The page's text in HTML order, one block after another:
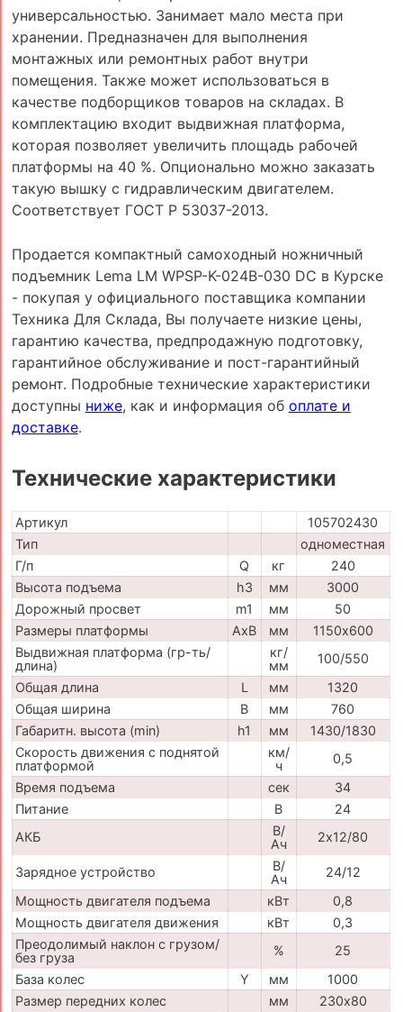
универсальностью. Занимает мало места при
хранении. Предназначен для выполнения
монтажных или ремонтных работ внутри
помещения. Также может использоваться в
качестве подборщиков товаров на складах. В
комплектацию входит выдвижная платформа,
которая позволяет увеличить площадь рабочей
платформы на 40 %. Опционально можно заказать
такую вышку с гидравлическим двигателем.
Соответствует ГОСТ Р 53037-2013.
Продается компактный самоходный ножничный
подъемник Lema LM WPSP-K-024B-030 DC в Курске
- покупая у официального поставщика компании
Техника Для Склада, Вы получаете низкие цены,
гарантию качества, предпродажную подготовку,
гарантийное обслуживание и пост-гарантийный
ремонт. Подробные технические характеристики
доступны ниже, как и информация об оплате и
доставке.
Технические характеристики
Артикул
105702430
Тип
одноместная
Г/п
Q кг
240
Высота подъема
h3 мм
3000
Дорожный просвет
m1 мм
50
Размеры платформы
AxB мм
1150х600
Выдвижная платформа (гр-ть/
длина)
кг/
мм
100/550
Общая длина
L мм
1320
Общая ширина
B мм
760
Габаритн. высота (min)
h1 мм
1430/1830
Скорость движения с поднятой
платформой
км/
ч
0,5
Время подъема
сек
34
Питание
В
24
АКБ
В/
Ач
2х12/80
Зарядное устройство
В/
Ач
24/12
Мощность двигателя подъема
кВт
0,8
Мощность двигателя движения
кВт
0,3
Преодолимый наклон с грузом/
без груза
%
25
База колес
Y мм
1000
Размер передних колес
мм
230х80